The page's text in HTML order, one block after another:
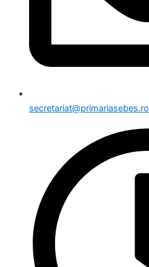
secretariat@primariasebes.ro